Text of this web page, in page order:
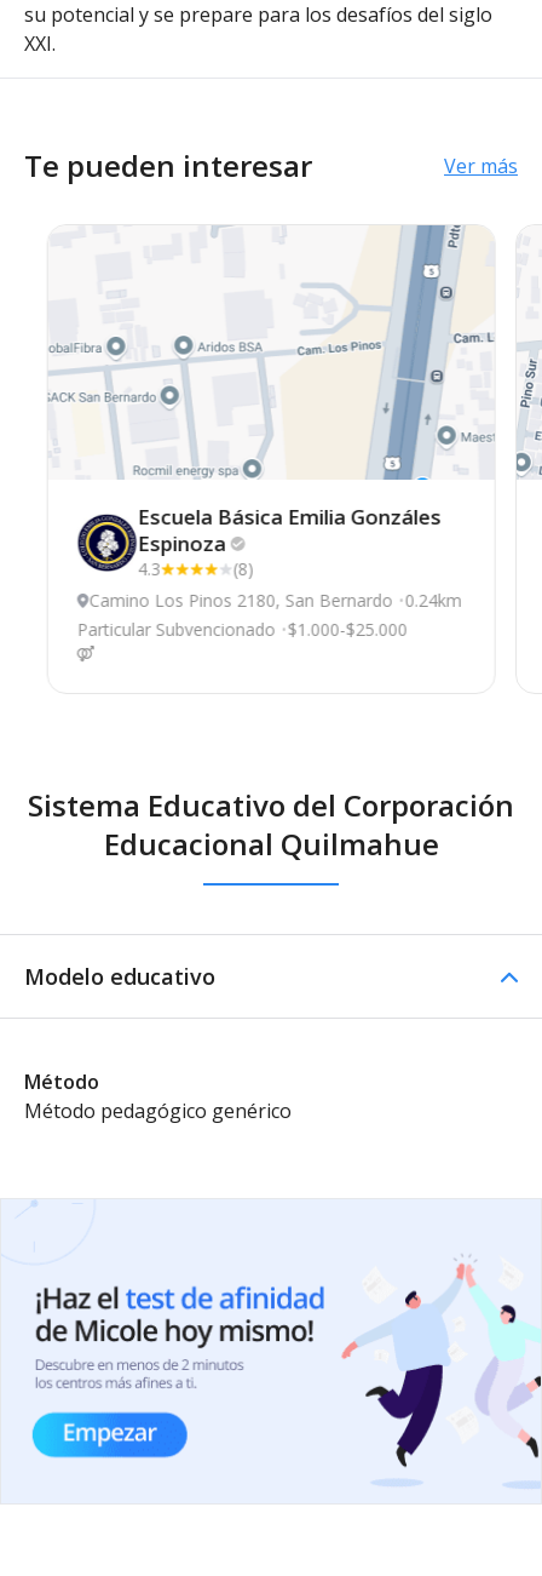
su potencial y se prepare para los desafíos del siglo
XXI.
Te pueden interesar Ver más
Escuela Básica Emilia Gonzáles
Espinoza
4.3
(8)
Camino Los Pinos 2180, San Bernardo 0.24km
Particular Subvencionado $1.000-$25.000
Sistema Educativo del Corporación
Educacional Quilmahue
Modelo educativo
Método
Método pedagógico genérico